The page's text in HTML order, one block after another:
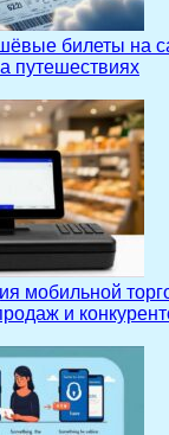
билеты на
путешествиях
мобильной
и